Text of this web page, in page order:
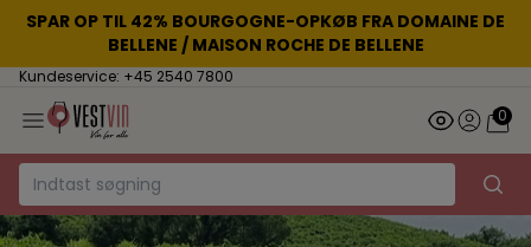
SPAR OP TIL 42% BOURGOGNE-OPKØB FRA DOMAINE DE
BELLENE / MAISON ROCHE DE BELLENE
Kundeservice: +45 2540 7800
0